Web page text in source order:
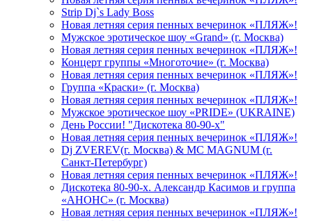
Strip Dj`s Lady Boss
Новая летняя серия пенных вечеринок «ПЛЯЖ»!
Мужское эротическое шоу «Grand» (г. Москва)
Новая летняя серия пенных вечеринок «ПЛЯЖ»!
Концерт группы «Многоточие» (г. Москва)
Новая летняя серия пенных вечеринок «ПЛЯЖ»!
Группа «Краски» (г. Москва)
Новая летняя серия пенных вечеринок «ПЛЯЖ»!
Мужское эротическое шоу «PRIDE» (UKRAINE)
День России! "Дискотека 80-90-х"
Новая летняя серия пенных вечеринок «ПЛЯЖ»!
Dj ZVEREV(г. Москва) & MC MAGNUM (г.
Санкт-Петербург)
Новая летняя серия пенных вечеринок «ПЛЯЖ»!
Дискотека 80-90-х. Александр Касимов и группа
«АНОНС» (г. Москва)
Новая летняя серия пенных вечеринок «ПЛЯЖ»!